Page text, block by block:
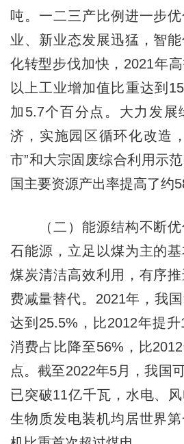
吨。一二三产比例进一步
业、新业态发展迅猛，智
化转型步伐加快，2021年
以上工业增加值比重达到
加5.7个百分点。大力发展
济，实施园区循环化改造
市”和大宗固废综合利用示
国主要资源产出率提高了约
（二）能源结构不断优
石能源，立足以煤为主的
煤炭清洁高效利用，有序
费减量替代。2021年，我
达到25.5%，比2012年提
消费占比降至56%，比
点。截至2022年5月，我国
已突破11亿千瓦，水电、风
生物质发电装机均居世界